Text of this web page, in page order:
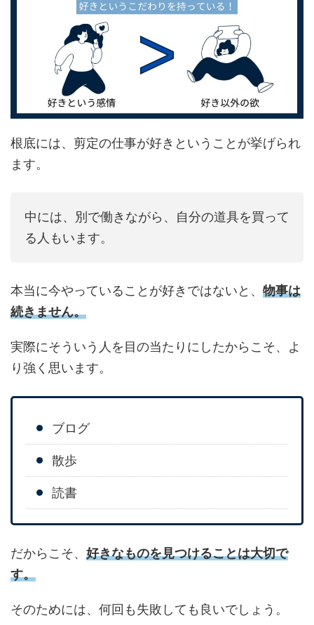
根底には、剪定の仕事が好きということが挙げられ
ます。
中には、別で働きながら、自分の道具を買って
る人もいます。
本当に今やっていることが好きではないと、 物事は
続きません。
実際にそういう人を目の当たりにしたからこそ、よ
り強く思います。
ブログ
散歩
読書
だからこそ、 好きなものを見つけることは大切で
す。
そのためには、何回も失敗しても良いでしょう。